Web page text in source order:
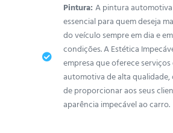
Pintura: A pintura
essencial para quem deseja
do veículo sempre em dia e
condições. A Estética
empresa que oferece
automotiva de alta
de proporcionar aos seus
aparência impecável ao carro.